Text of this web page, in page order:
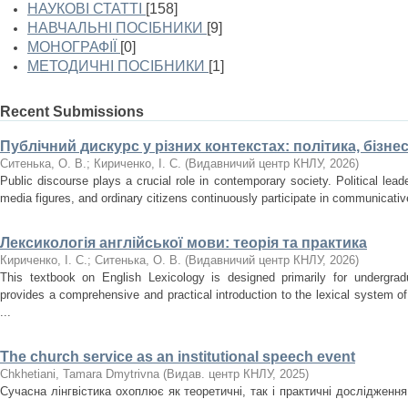
НАУКОВІ СТАТТІ [158]
НАВЧАЛЬНІ ПОСІБНИКИ [9]
МОНОГРАФІЇ
[0]
МЕТОДИЧНІ ПОСІБНИКИ [1]
Recent Submissions
Публічний дискурс у різних контекстах: політика,
Ситенька, О. В.; Кириченко, І. С. (Видавничий центр КНЛУ, 2026)
Public discourse plays a crucial role in contemporary society. Political
media figures, and ordinary citizens continuously participate in
Лексикологія англійської мови: теорія та практика
Кириченко, І. С.; Ситенька, О. В. (Видавничий центр КНЛУ, 2026)
This textbook on English Lexicology is designed primarily for
provides a comprehensive and practical introduction to the lexical system
...
The church service as an institutional speech event
Chkhetiani, Tamara Dmytrivna (Видав. центр КНЛУ, 2025)
Сучасна лінгвістика охоплює як теоретичні, так і практичні